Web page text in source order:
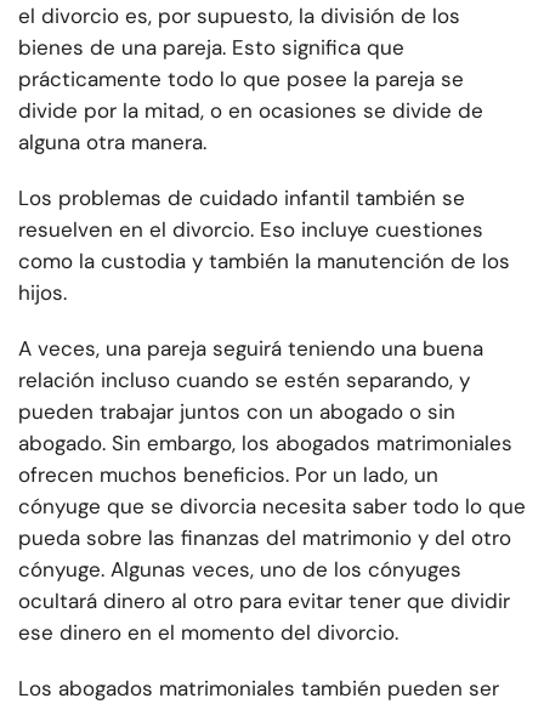
el divorcio es, por supuesto, la división de los
bienes de una pareja. Esto significa que
prácticamente todo lo que posee la pareja se
divide por la mitad, o en ocasiones se divide de
alguna otra manera.
Los problemas de cuidado infantil también se
resuelven en el divorcio. Eso incluye cuestiones
como la custodia y también la manutención de los
hijos.
A veces, una pareja seguirá teniendo una buena
relación incluso cuando se estén separando, y
pueden trabajar juntos con un abogado o sin
abogado. Sin embargo, los abogados matrimoniales
ofrecen muchos beneficios. Por un lado, un
cónyuge que se divorcia necesita saber todo lo que
pueda sobre las finanzas del matrimonio y del otro
cónyuge. Algunas veces, uno de los cónyuges
ocultará dinero al otro para evitar tener que dividir
ese dinero en el momento del divorcio.
Los abogados matrimoniales también pueden ser